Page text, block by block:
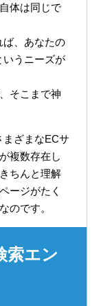
体は同じで
ば、あなたの
いうニーズが
そこまで神
まざまなECサ
複数存在し
ちんと理解
ージがたく
のです。
索エン